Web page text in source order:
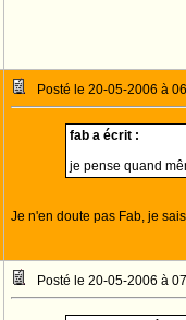
Posté le 20-05-2006 à
fab a écrit :
je pense quand
Je n'en doute pas Fab, je
Posté le 20-05-2006 à